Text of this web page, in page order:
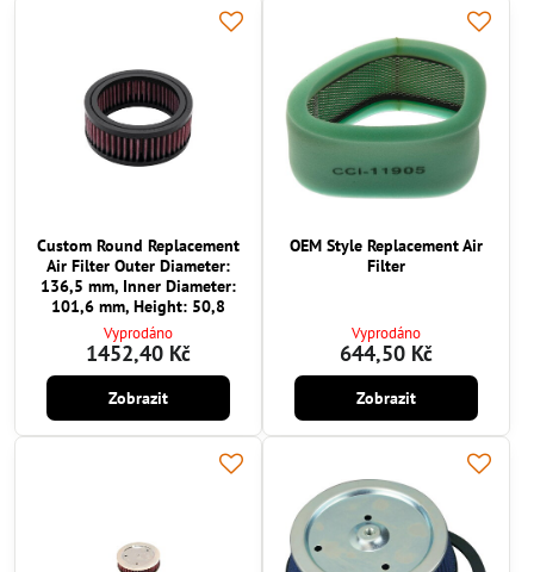
Custom Round Replacement
Air Filter Outer Diameter:
136,5 mm, Inner Diameter:
101,6 mm, Height: 50,8
Vyprodáno
1452,40 Kč
Zobrazit
OEM Style Replacement Air
Filter
Vyprodáno
644,50 Kč
Zobrazit